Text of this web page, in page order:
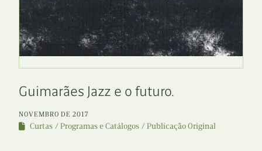
Guimarães Jazz e o futuro.
NOVEMBRO DE 2017
Curtas Programas e Catálogos Publicação Original